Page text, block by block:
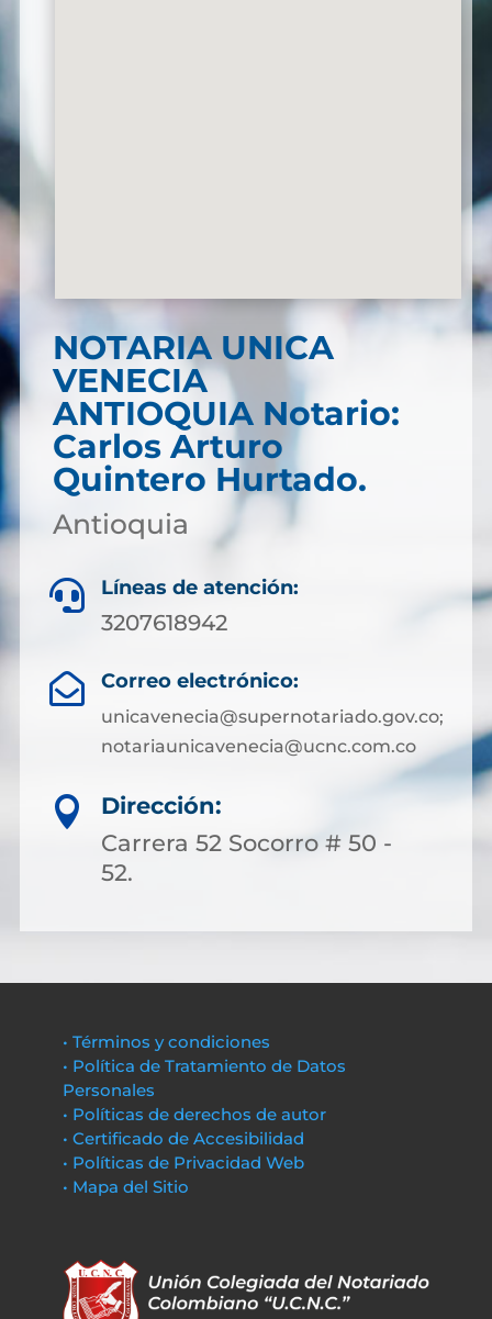
NOTARIA UNICA
VENECIA
ANTIOQUIA Notario:
Carlos Arturo
Quintero Hurtado.
Antioquia
 Líneas de atención:
3207618942
 Correo electrónico:
unicavenecia@supernotariado.gov.co;
notariaunicavenecia@ucnc.com.co

Dirección:
Carrera 52 Socorro # 50 -
52.
• Términos y condiciones
• Política de Tratamiento de Datos
Personales
• Políticas de derechos de autor
• Certificado de Accesibilidad
• Políticas de Privacidad Web
• Mapa del Sitio